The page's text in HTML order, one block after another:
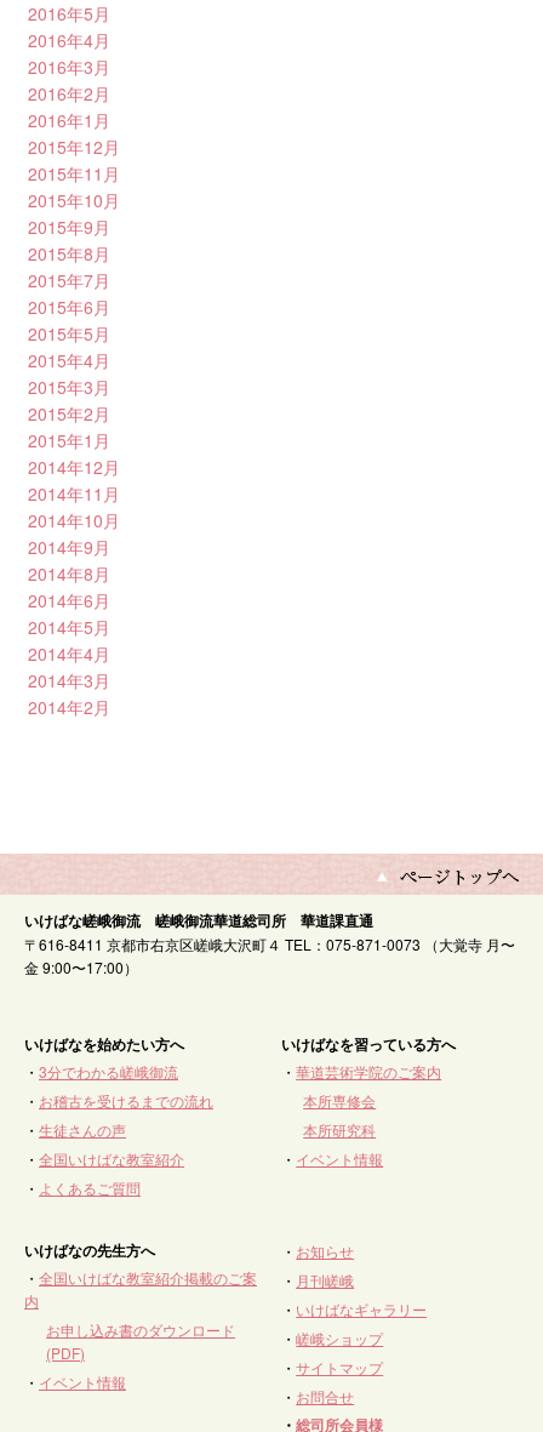
2016年5月
2016年4月
2016年3月
2016年2月
2016年1月
2015年12月
2015年11月
2015年10月
2015年9月
2015年8月
2015年7月
2015年6月
2015年5月
2015年4月
2015年3月
2015年2月
2015年1月
2014年12月
2014年11月
2014年10月
2014年9月
2014年8月
2014年6月
2014年5月
2014年4月
2014年3月
2014年2月
いけばな嵯峨御流 嵯峨御流華道総司所 華道課直通
〒616-8411 京都市右京区嵯峨大沢町４ TEL：075-871-0073 （大覚寺 月〜
金 9:00〜17:00）
いけばなを始めたい方へ
・ 3分でわかる嵯峨御流
・ お稽古を受けるまでの流れ
・ 生徒さんの声
・ 全国いけばな教室紹介
・ よくあるご質問
いけばなを習っている方へ
・華道芸術学院のご案内
本所専修会
本所研究科
・ イベント情報
いけばなの先生方へ
・ 全国いけばな教室紹介掲載のご案
内
お申し込み書のダウンロード
(PDF)
・ イベント情報
・ お知らせ
・ 月刊嵯峨
・ いけばなギャラリー
・嵯峨ショップ
・サイトマップ
・ お問合せ
・総司所会員様